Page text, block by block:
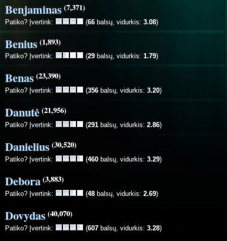
Benjaminas (7,371)
Patiko? Įvertink: (66 balsų, vidurkis: 3.08)
Benius (1,893)
Patiko? Įvertink: (29 balsų, vidurkis: 1.79)
Benas (23,390)
Patiko? Įvertink: (356 balsų, vidurkis: 3.20)
Danutė(21,956)
Patiko? Įvertink: (291 balsų, vidurkis: 2.86)
Danielius(30,520)
Patiko? Įvertink: (460 balsų, vidurkis: 3.29)
Debora(3,883)
Patiko? Įvertink: (48 balsų, vidurkis: 2.69)
Dovydas(40,070)
Patiko? Įvertink: (607 balsų, vidurkis: 3.28)